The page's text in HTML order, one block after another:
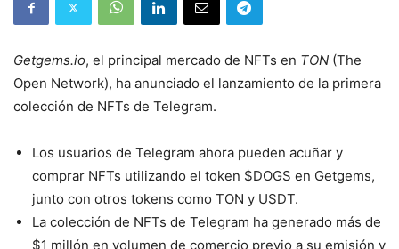
Getgems.io, el principal mercado de NFTs en TON (The
Open Network), ha anunciado el lanzamiento de la primera
colección de NFTs de Telegram.
Los usuarios de Telegram ahora pueden acuñar y
comprar NFTs utilizando el token $DOGS en Getgems,
junto con otros tokens como TON y USDT.
La colección de NFTs de Telegram ha generado más de
$1 millón en volumen de comercio previo a su emisión y